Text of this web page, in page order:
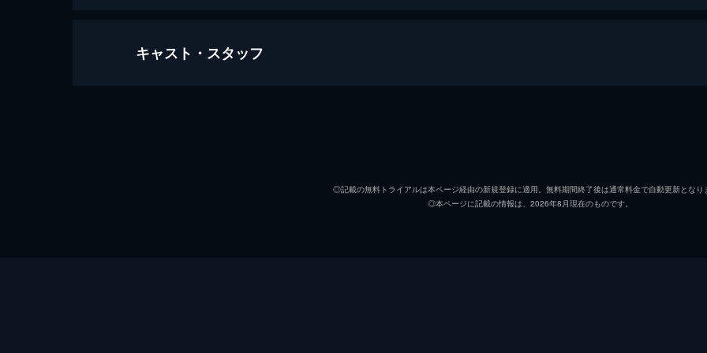
グッド・ワイフ
キャスト・スタッフ
アナ・パウラ
◎記載の無料トライアルは本ページ経由の新規登録に適用。無料期間終了後は通常料金で自動更新となり
◎本ページに記載の情報は、2026年8月現在のものです。